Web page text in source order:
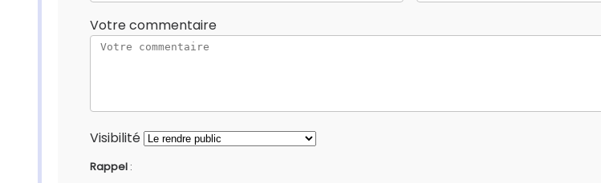
Votre commentaire
Visibilité
Rappel :